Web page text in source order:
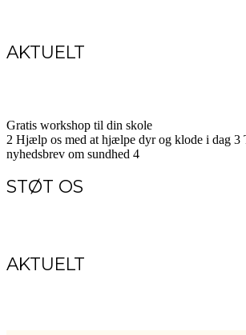
AKTUELT
Gratis workshop til din skole
2 Hjælp os med at hjælpe dyr og klode i dag 3
nyhedsbrev om sundhed 4
STØT OS
AKTUELT